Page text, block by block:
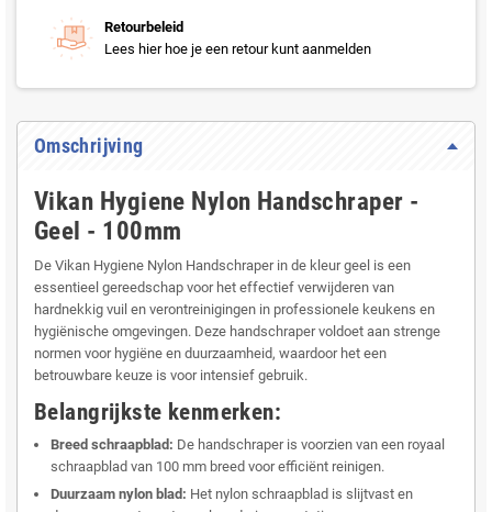
Retourbeleid
Lees hier hoe je een retour kunt aanmelden
Omschrijving
Vikan Hygiene Nylon Handschraper -
Geel - 100mm
De Vikan Hygiene Nylon Handschraper in de kleur geel is een
essentieel gereedschap voor het effectief verwijderen van
hardnekkig vuil en verontreinigingen in professionele keukens en
hygiënische omgevingen. Deze handschraper voldoet aan strenge
normen voor hygiëne en duurzaamheid, waardoor het een
betrouwbare keuze is voor intensief gebruik.
Belangrijkste kenmerken:
Breed schraapblad: De handschraper is voorzien van een royaal
schraapblad van 100 mm breed voor efficiënt reinigen.
Duurzaam nylon blad: Het nylon schraapblad is slijtvast en